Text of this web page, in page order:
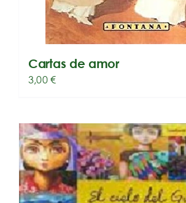
Cartas de amor
3,00€